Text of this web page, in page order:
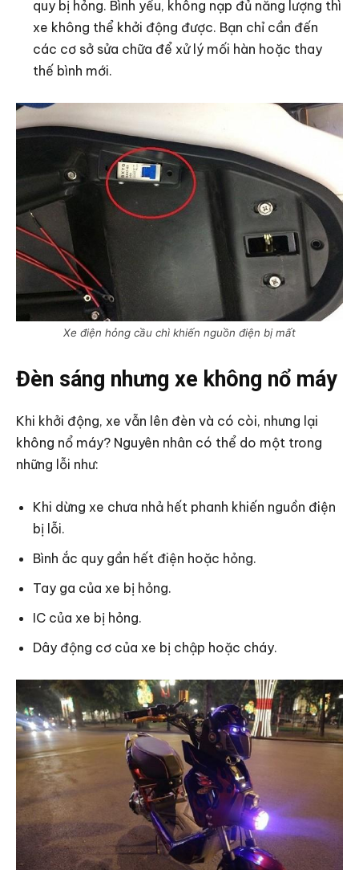
quy bị hỏng. Bình yếu, không nạp đủ năng lượng thì
xe không thể khởi động được. Bạn chỉ cần đến
các cơ sở sửa chữa để xử lý mối hàn hoặc thay
thế bình mới.
Xe điện hỏng cầu chì khiến nguồn điện bị mất
Đèn sáng nhưng xe không nổ máy
Khi khởi động, xe vẫn lên đèn và có còi, nhưng lại
không nổ máy? Nguyên nhân có thể do một trong
những lỗi như:
Khi dừng xe chưa nhả hết phanh khiến nguồn điện
bị lỗi.
Bình ắc quy gần hết điện hoặc hỏng.
Tay ga của xe bị hỏng.
IC của xe bị hỏng.
Dây động cơ của xe bị chập hoặc cháy.